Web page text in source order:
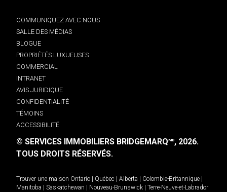
COMMUNIQUEZ AVEC NOUS
SALLE DES MÉDIAS
BLOGUE
PROPRIÉTÉS LUXUEUSES
COMMERCIAL
INTRANET
AVIS JURIDIQUE
CONFIDENTIALITÉ
TÉMOINS
ACCESSIBILITÉ
© SERVICES IMMOBILIERS BRIDGEMARQMD, 2026.
TOUS DROITS RÉSERVÉS.
Trouver une maison Ontario Québec Alberta Colombie-Britannique
Manitoba
Saskatchewan Nouveau-Brunswick
Terre-Neuve-et-Labrador